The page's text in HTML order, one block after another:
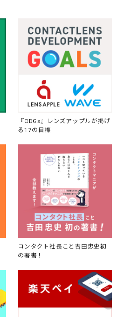
『CDGs』レンズアップルが掲げ
る17の目標
コンタクト社長こと吉田忠史初
の著書！